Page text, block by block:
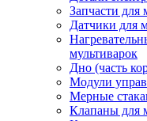
Запчасти для
Датчики для
мультиварок
Дно (часть
Модули
Мерные
Клапаны для